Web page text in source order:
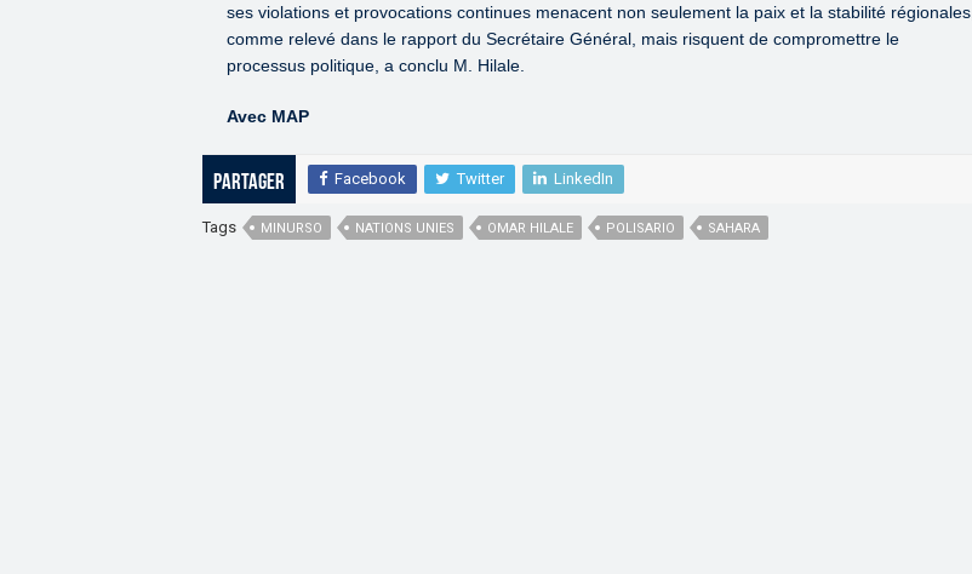
ses violations et provocations continues menacent non seulement la paix et la stabilité régionales,
comme relevé dans le rapport du Secrétaire Général, mais risquent de compromettre le
processus politique, a conclu M. Hilale.
Avec MAP
Partager Facebook Twitter LinkedIn
Tags MINURSO NATIONS UNIES OMAR HILALE POLISARIO SAHARA